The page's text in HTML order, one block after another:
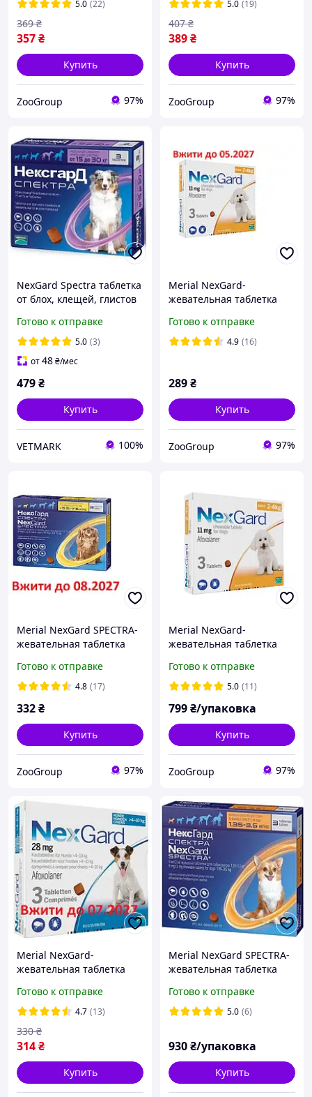
5.0 (22)
357₴
369 ₴
Купить
ZooGroup 97%
5.0 (19)
389₴
407 ₴
Купить
ZooGroup 97%
NexGard Spectra таблетка
от блох, клещей, глистов
таб.
Готово к отправке
5.0 (3)
от48₴/мес
479₴
Купить
VETMARK 100%
Merial NexGard-
жевательная таблетка
кг) 1 таблетки
Готово к отправке
4.9 (16)
289₴
Купить
ZooGroup 97%
Merial NexGard SPECTRA-
жевательная таблетка
таблетка
Готово к отправке
4.8 (17)
332₴
Купить
ZooGroup 97%
Merial NexGard-
жевательная таблетка
кг) 3 таблетки
Готово к отправке
5.0 (11)
799₴/упаковка
Купить
ZooGroup 97%
Merial NexGard-
жевательная таблетка
кг) 1 таблетка
Готово к отправке
4.7 (13)
314₴
330 ₴
Купить
Merial NexGard SPECTRA-
жевательная таблетка
таблетки
Готово к отправке
5.0 (6)
930₴/упаковка
Купить